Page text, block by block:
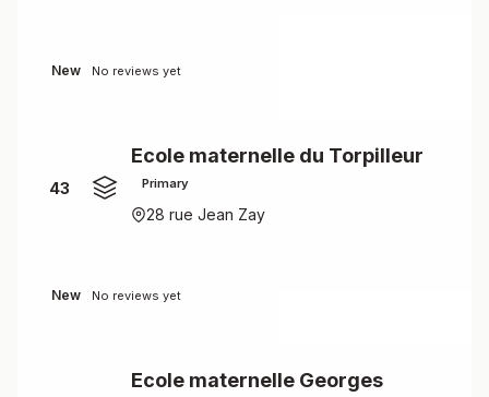
New No reviews yet
43
Ecole maternelle du Torpilleur
Primary
28 rue Jean Zay
New No reviews yet
Ecole maternelle Georges